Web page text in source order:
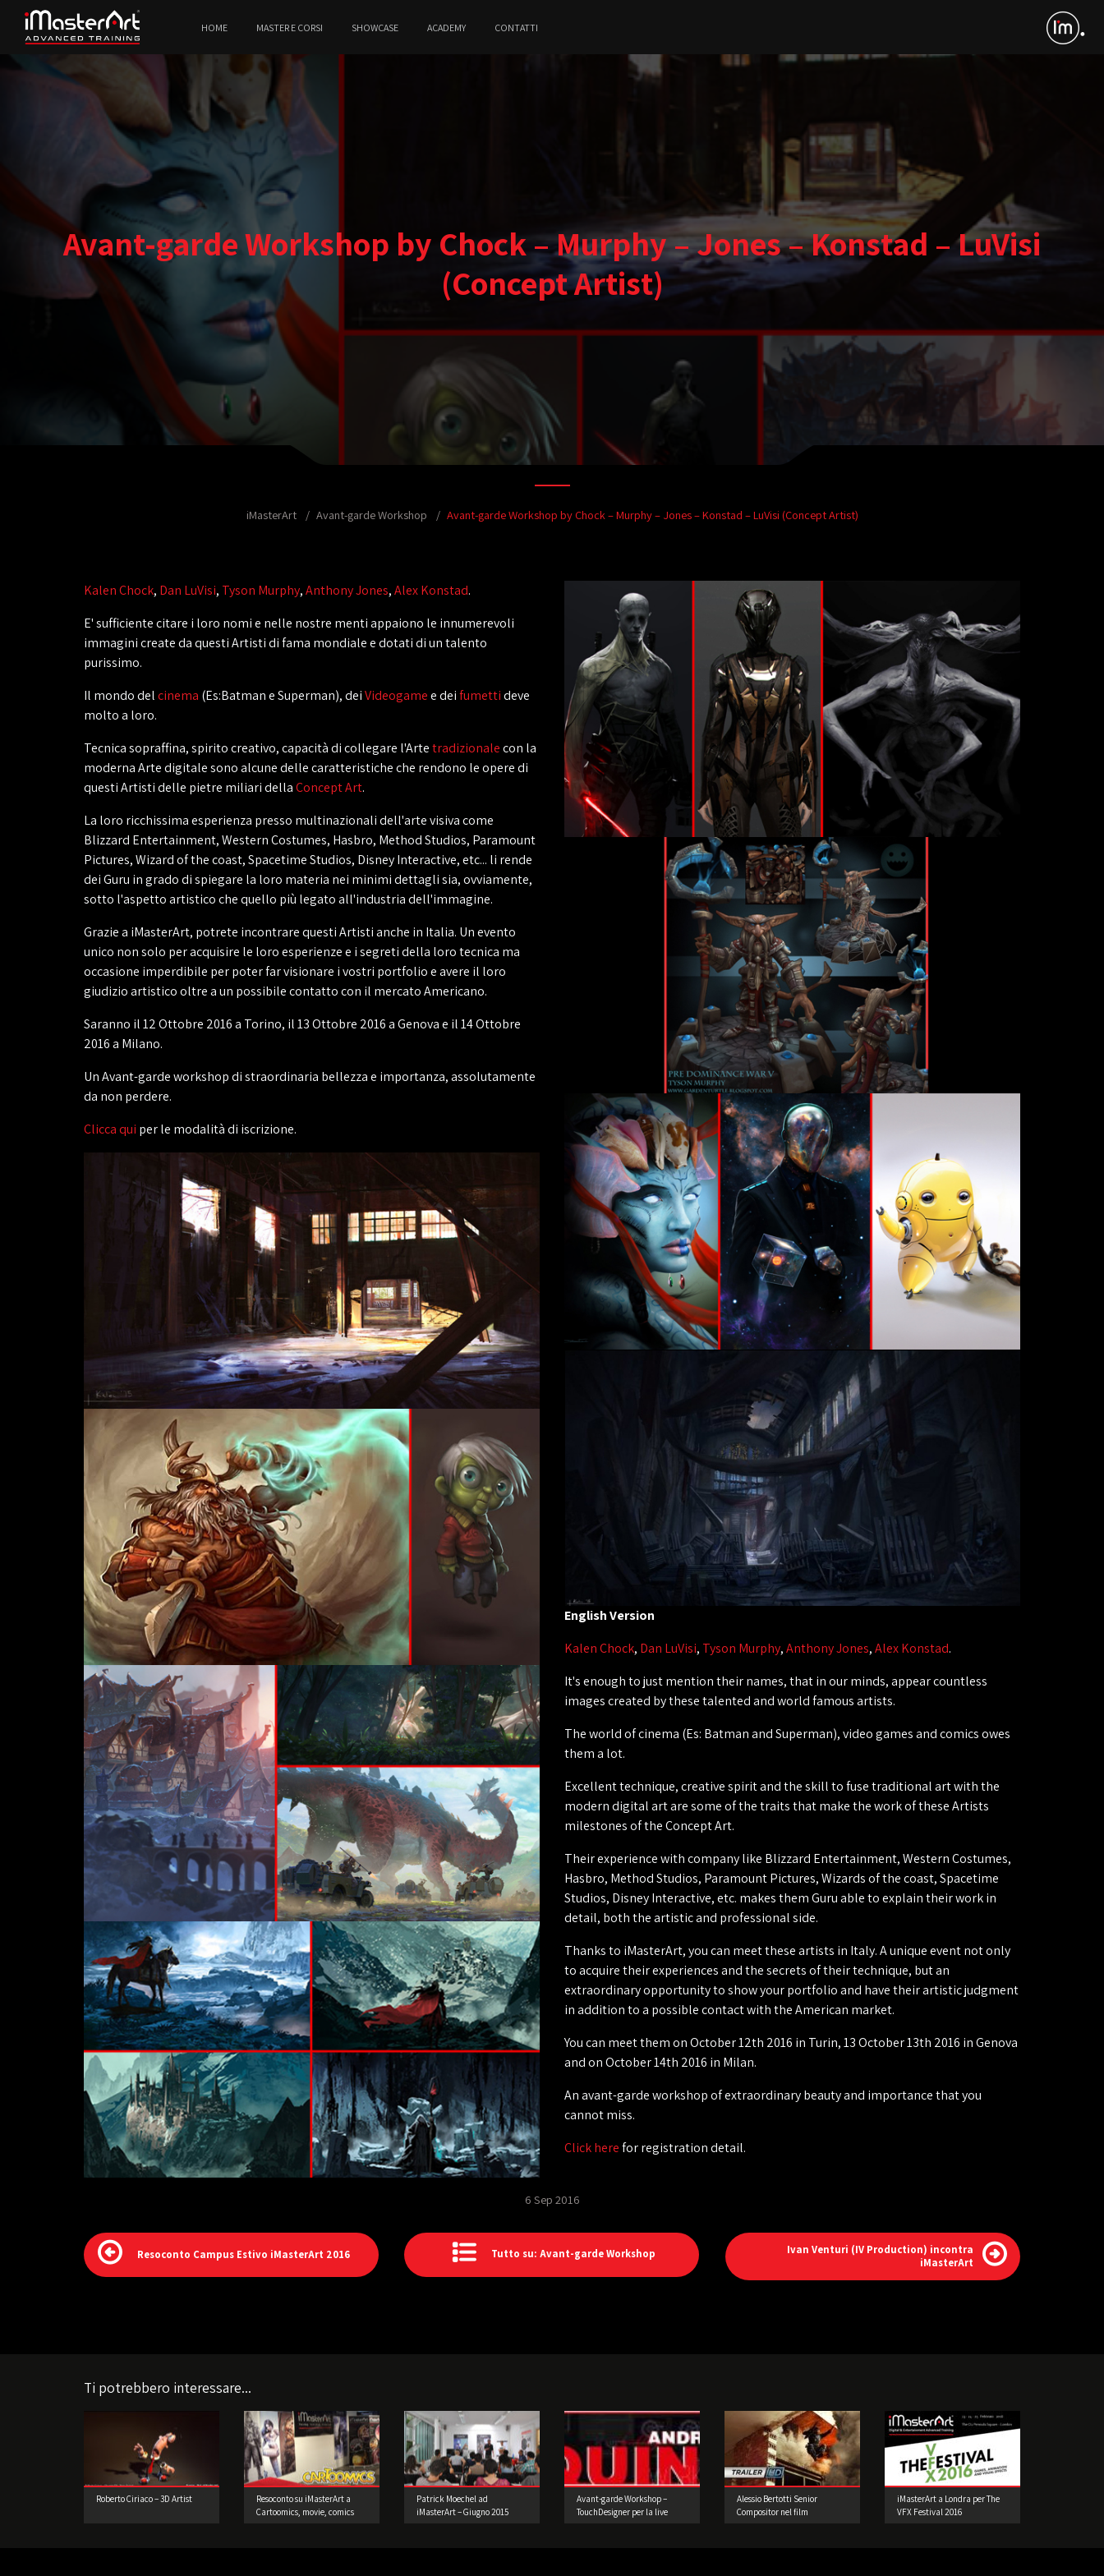
HOME MASTER E CORSI SHOWCASE ACADEMY CONTATTI
Avant-garde Workshop by Chock – Murphy – Jones – Konstad – LuVisi
(Concept Artist)
iMasterArt Avant-garde Workshop Avant-garde Workshop by Chock – Murphy – Jones – Konstad – LuVisi (Concept Artist)
Kalen Chock, Dan LuVisi, Tyson Murphy,Anthony Jones,Alex Konstad.
E' sufficiente citare i loro nomi e nelle nostre menti appaiono le innumerevoli
immagini create da questi Artisti di fama mondiale e dotati di un talento
purissimo.
Il mondo delcinema (Es:Batman e Superman), deiVideogamee deifumettideve
molto a loro.
Tecnica sopraffina, spirito creativo, capacità di collegare l'Artetradizionalecon la
moderna Arte digitale sono alcune delle caratteristiche che rendono le opere di
questi Artisti delle pietre miliari dellaConcept Art.
La loro ricchissima esperienza presso multinazionali dell'arte visiva come
Blizzard Entertainment, Western Costumes, Hasbro, Method Studios, Paramount
Pictures, Wizard of the coast, Spacetime Studios, Disney Interactive, etc... li rende
dei Guru in grado di spiegare la loro materia nei minimi dettagli sia, ovviamente,
sotto l'aspetto artistico che quello più legato all'industria dell'immagine.
Grazie a iMasterArt, potrete incontrare questi Artisti anche in Italia. Un evento
unico non solo per acquisire le loro esperienze e i segreti della loro tecnica ma
occasione imperdibile per poter far visionare i vostri portfolio e avere il loro
giudizio artistico oltre a un possibile contatto con il mercato Americano.
Saranno il 12 Ottobre 2016 a Torino, il 13 Ottobre 2016 a Genova e il 14 Ottobre
2016 a Milano.
Un Avant-garde workshop di straordinaria bellezza e importanza, assolutamente
da non perdere.
Clicca qui per le modalità di iscrizione.
English Version
Kalen Chock, Dan LuVisi, Tyson Murphy,Anthony Jones,Alex Konstad.
It's enough to just mention their names, that in our minds, appear countless
images created by these talented and world famous artists.
The world of cinema (Es: Batman and Superman), video games and comics owes
them a lot.
Excellent technique, creative spirit and the skill to fuse traditional art with the
modern digital art are some of the traits that make the work of these Artists
milestones of the Concept Art.
Their experience with company like Blizzard Entertainment, Western Costumes,
Hasbro, Method Studios, Paramount Pictures, Wizards of the coast, Spacetime
Studios, Disney Interactive, etc. makes them Guru able to explain their work in
detail, both the artistic and professional side.
Thanks to iMasterArt, you can meet these artists in Italy. A unique event not only
to acquire their experiences and the secrets of their technique, but an
extraordinary opportunity to show your portfolio and have their artistic judgment
in addition to a possible contact with the American market.
You can meet them on October 12th 2016 in Turin, 13 October 13th 2016 in Genova
and on October 14th 2016 in Milan.
An avant-garde workshop of extraordinary beauty and importance that you
cannot miss.
Click herefor registration detail.
6 Sep 2016
Resoconto Campus Estivo iMasterArt 2016 Tutto su: Avant-garde Workshop
Ivan Venturi (IV Production) incontra
iMasterArt
Ti potrebbero interessare...
Roberto Ciriaco – 3D Artist
Resoconto su iMasterArt a
Cartoomics, movie, comics
Patrick Moechel ad
iMasterArt – Giugno 2015
Avant-garde Workshop –
TouchDesigner per la live
Alessio Bertotti Senior
Compositor nel film
iMasterArt a Londra per The
VFX Festival 2016